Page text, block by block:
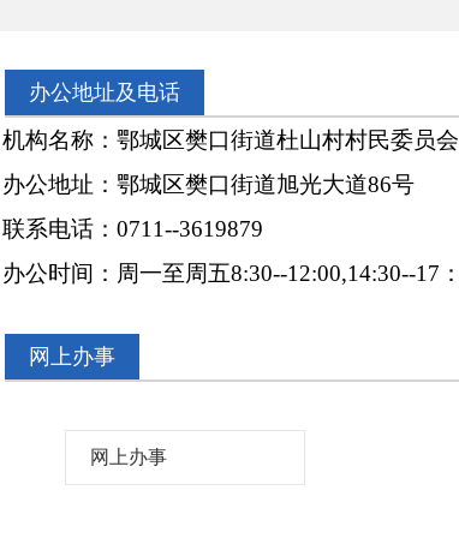
办公地址及电话
机构名称：鄂城区樊口街道杜山村村民委员会
办公地址：鄂城区樊口街道旭光大道86号
联系电话： 0711--3619879
办公时间：周一至周五8:30--12:00,14:30--17 ：
网上办事
网上办事